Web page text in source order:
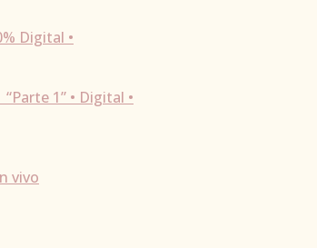
Digital •
1” • Digital •
vivo